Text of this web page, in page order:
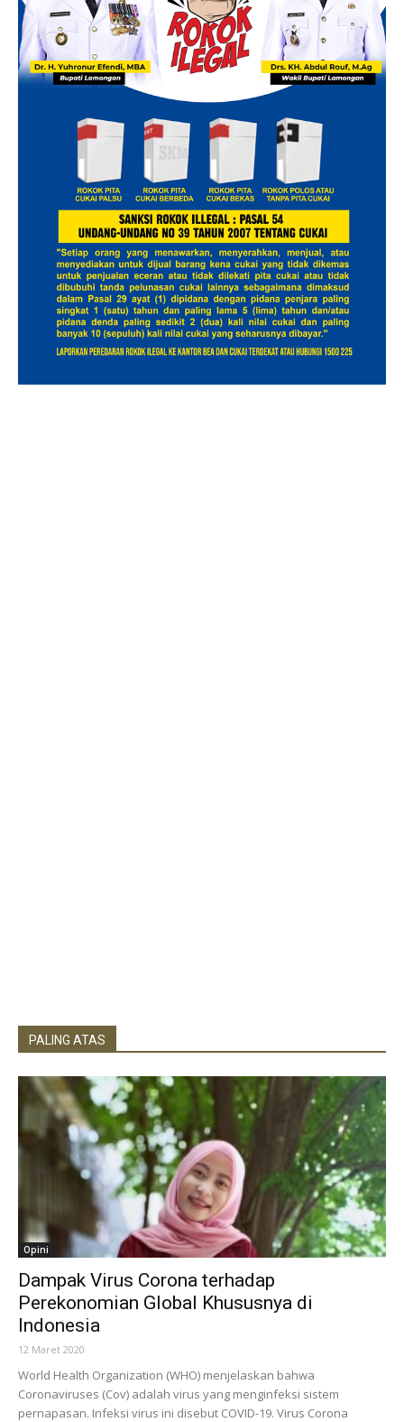
PALING ATAS
Opini
Dampak Virus Corona terhadap
Perekonomian Global Khususnya di
Indonesia
12 Maret 2020
World Health Organization (WHO) menjelaskan bahwa
Coronaviruses (Cov) adalah virus yang menginfeksi sistem
pernapasan. Infeksi virus ini disebut COVID-19. Virus Corona